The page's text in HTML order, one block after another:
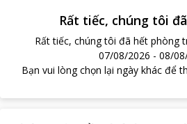
Rất tiếc, chúng tôi
Rất tiếc, chúng tôi đã hết phòng
07/08/2026 - 08/
Bạn vui lòng chọn lại ngày khác để